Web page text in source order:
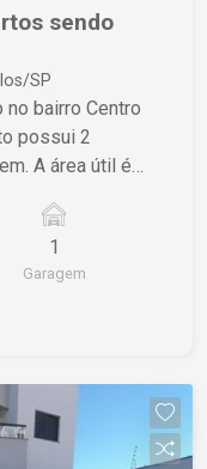
sendo
SP
no bairro Centro
útil é
para
1
Garagem